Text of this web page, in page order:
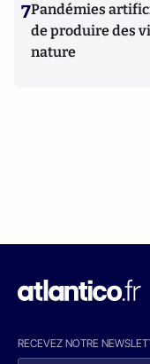
7Pandémies
de produire des
nature
RECEVEZ NOTRE